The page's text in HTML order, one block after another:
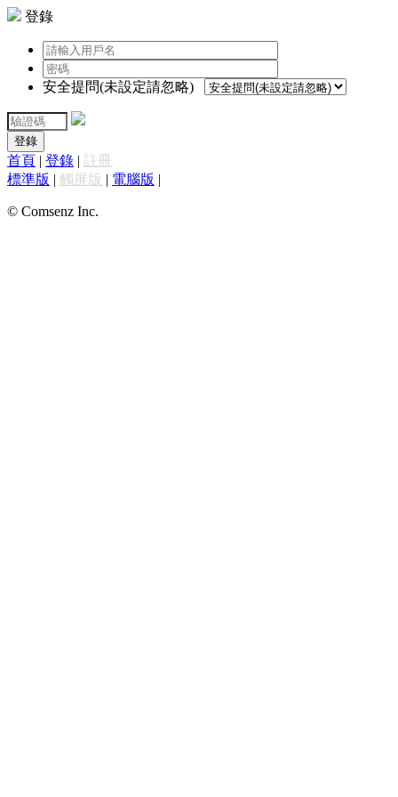
登錄
安全提問(未設定請忽略)
登錄
首頁 | 登錄 | 註冊
標準版 | 觸屏版 | 電腦版 |
© Comsenz Inc.